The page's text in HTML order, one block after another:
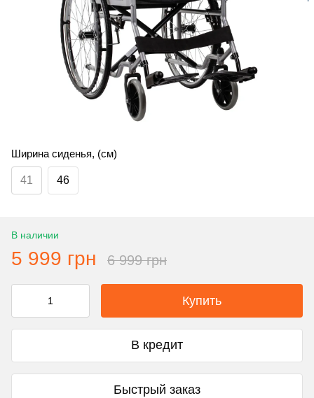
Ширина сиденья, (см)
41 46
В наличии
5 999 грн 6 999 грн
Купить
В кредит
Быстрый заказ